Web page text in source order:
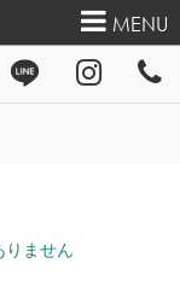
MENU
りません